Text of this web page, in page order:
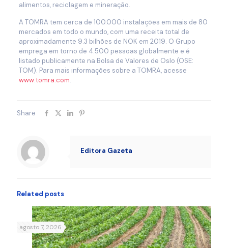
alimentos, reciclagem e mineração.
A TOMRA tem cerca de 100.000 instalações em mais de 80
mercados em todo o mundo, com uma receita total de
aproximadamente 9.3 bilhões de NOK em 2019. O Grupo
emprega em torno de 4.500 pessoas globalmente e é
listado publicamente na Bolsa de Valores de Oslo (OSE:
TOM). Para mais informações sobre a TOMRA, acesse
www.tomra.com.
Share
Editora Gazeta
Related posts
agosto 7, 2026